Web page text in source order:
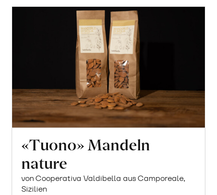
«Tuono» Mandeln
nature
von Cooperativa Valdibella aus Camporeale,
Sizilien